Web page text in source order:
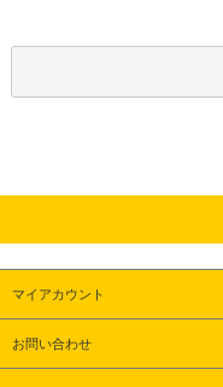
マイアカウント
お問い合わせ